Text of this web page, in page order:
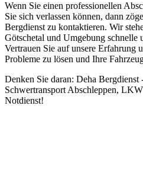
Wenn Sie einen professionellen
Sie sich verlassen können, dann
Bergdienst zu kontaktieren. Wir
Götschetal und Umgebung schnelle
Vertrauen Sie auf unsere Erfahrung
Probleme zu lösen und Ihre
Denken Sie daran: Deha
Schwertransport Abschleppen,
Notdienst!